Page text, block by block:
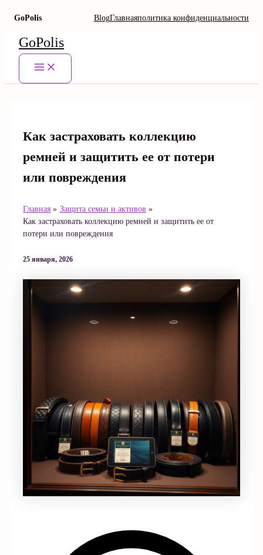
GoPolis BlogГлавнаяполитика конфиденциальности
Перейти
содержимому
GoPolis
Main
Как застраховать коллекцию
ремней и защитить ее от потери
или повреждения
Главная
Защита семьи и активов
Как застраховать коллекцию ремней и защитить ее от
потери или повреждения
25 января, 2026